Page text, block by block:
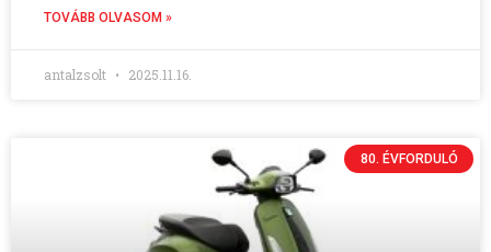
TOVÁBB OLVASOM »
antalzsolt 2025.11.16.
80. ÉVFORDULÓ